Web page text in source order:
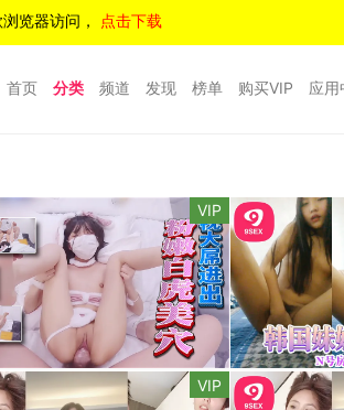
览器访问， 点击下载
首页 分类 频道 发现 榜单 购买VIP 应用
VIP
VIP